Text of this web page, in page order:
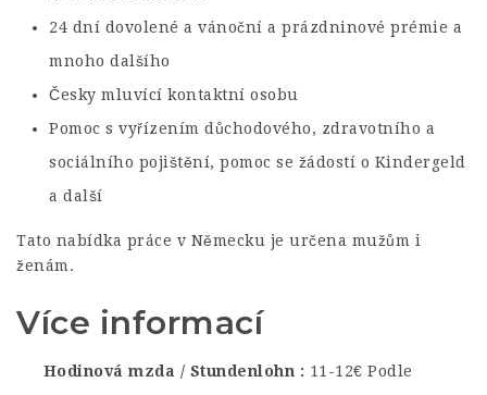
24 dní dovolené a vánoční a prázdninové prémie a
mnoho dalšího
Česky mluvící kontaktní osobu
Pomoc s vyřízením důchodového, zdravotního a
sociálního pojištění, pomoc se žádostí o Kindergeld
a další
Tato nabídka práce v Německu je určena mužům i
ženám.
Více informací
Hodinová mzda / Stundenlohn
11-12€ Podle